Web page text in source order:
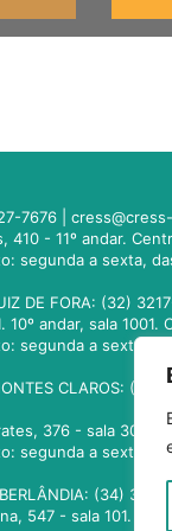
7676 |
410 - 11º andar.
segunda a sexta,
DE FORA: (32)
10º andar, sala
segunda a sexta,
CLAROS:
376 - sala 301.
segunda a sexta,
(34)
547 - sala 101.